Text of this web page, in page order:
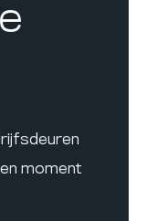
moment